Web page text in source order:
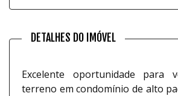
DETALHES DO IMÓVEL
Excelente oportunidade para
terreno em condomínio de alto